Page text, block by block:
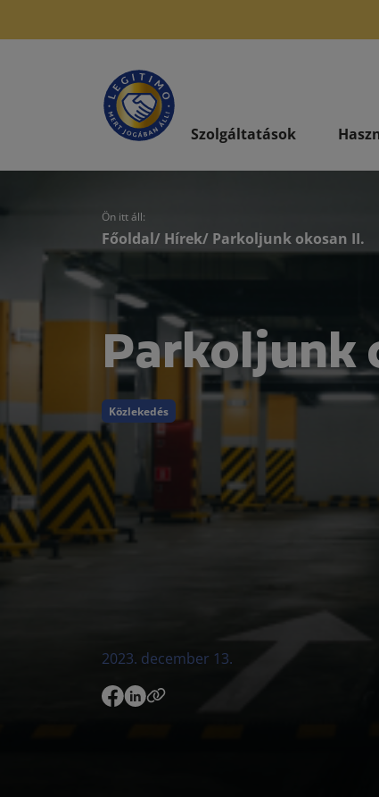
Szolgáltatások
Ön itt áll:
Főoldal/ Hírek/ Parkoljunk okosan II.
Parkoljunk
Közlekedés
2023. december 13.